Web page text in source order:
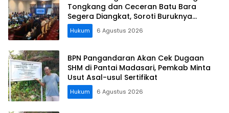
Tongkang dan Ceceran Batu Bara
Segera Diangkat, Soroti Buruknya
Koordinasi Perusahaan
Hukum 6 Agustus 2026
BPN Pangandaran Akan Cek Dugaan
SHM di Pantai Madasari, Pemkab Minta
Usut Asal-usul Sertifikat
Hukum 6 Agustus 2026